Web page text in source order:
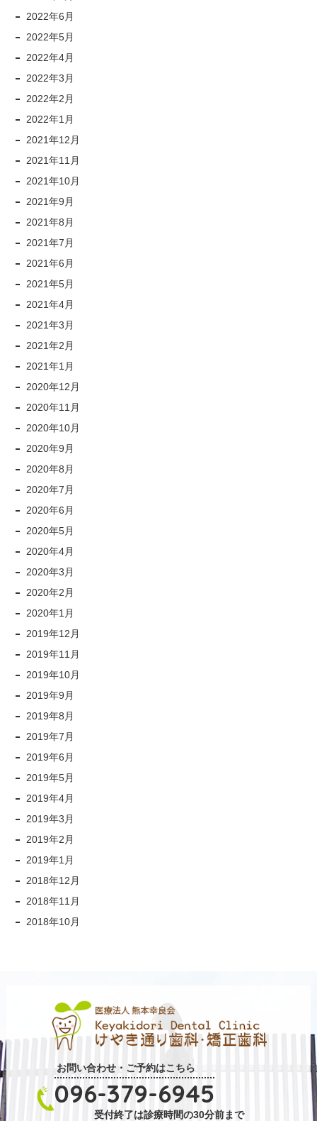
2022年6月
2022年5月
2022年4月
2022年3月
2022年2月
2022年1月
2021年12月
2021年11月
2021年10月
2021年9月
2021年8月
2021年7月
2021年6月
2021年5月
2021年4月
2021年3月
2021年2月
2021年1月
2020年12月
2020年11月
2020年10月
2020年9月
2020年8月
2020年7月
2020年6月
2020年5月
2020年4月
2020年3月
2020年2月
2020年1月
2019年12月
2019年11月
2019年10月
2019年9月
2019年8月
2019年7月
2019年6月
2019年5月
2019年4月
2019年3月
2019年2月
2019年1月
2018年12月
2018年11月
2018年10月
お問い合わせ・ご予約はこちら
096-379-6945
受付終了は診療時間の30分前まで